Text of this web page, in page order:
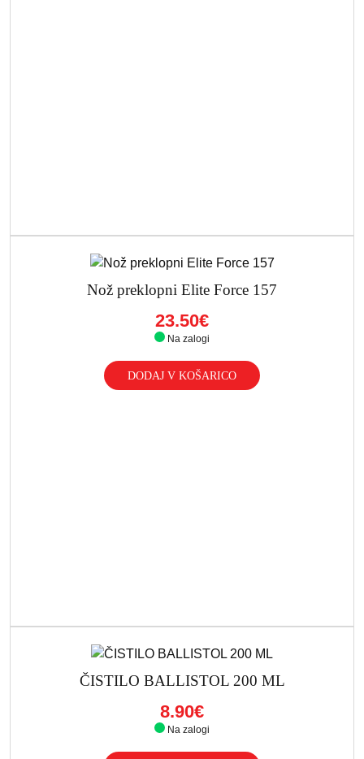
Nož preklopni Elite Force 157
23.50€
Na zalogi
DODAJ V KOŠARICO
ČISTILO BALLISTOL 200 ML
8.90€
Na zalogi